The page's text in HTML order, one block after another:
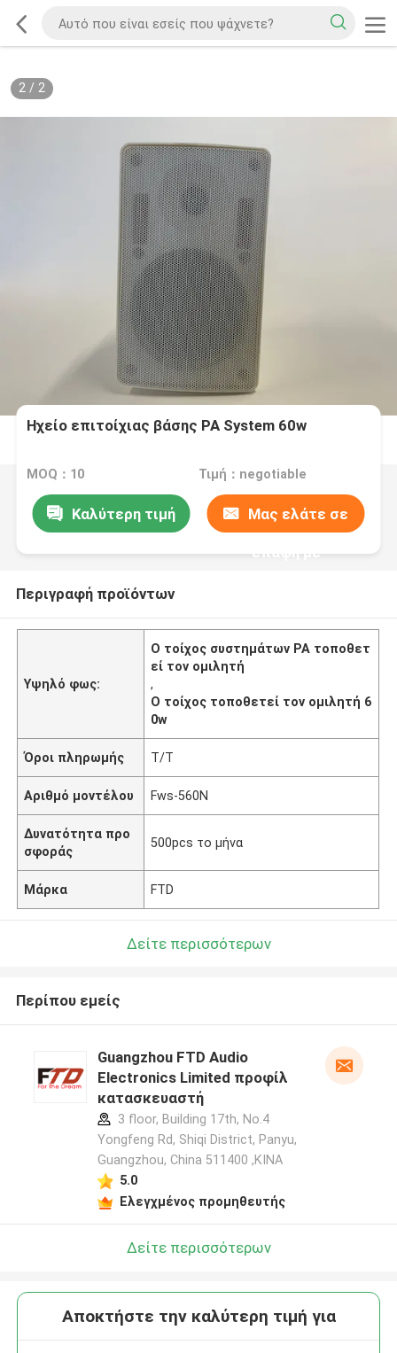
2/ 2
Ηχείο επιτοίχιας βάσης PA System 60w
MOQ：10 Τιμή：negotiable
Καλύτερη τιμή Μας ελάτε σε
επαφή με
Περιγραφή προϊόντων
Υψηλό φως:
Ο τοίχος συστημάτων PA τοποθετ
εί τον ομιλητή
,
Ο τοίχος τοποθετεί τον ομιλητή 6
0w
Όροι πληρωμής T/T
Αριθμό μοντέλου Fws-560N
Δυνατότητα προ
σφοράς
500pcs το μήνα
Μάρκα FTD
Δείτε περισσότερων
Περίπου εμείς
Guangzhou FTD Audio
Electronics Limited προφίλ
κατασκευαστή
3 floor, Building 17th, No.4
Yongfeng Rd, Shiqi District, Panyu,
Guangzhou, China 511400 ,ΚΙΝΑ
5.0
Ελεγχμένος προμηθευτής
Δείτε περισσότερων
Αποκτήστε την καλύτερη τιμή για